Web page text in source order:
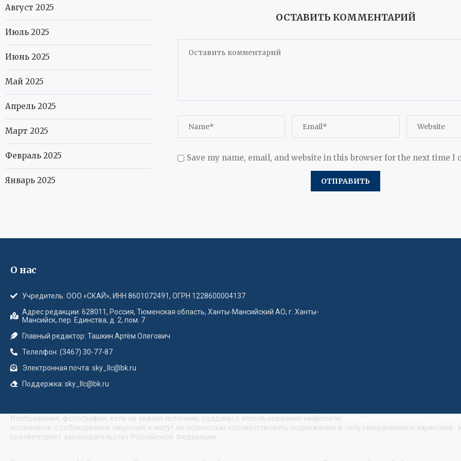
ОСТАВИТЬ КОММЕНТАРИЙ
Save my name, email, and website in this browser for the next time I
Август 2025
Июль 2025
Июнь 2025
Май 2025
Апрель 2025
Март 2025
Февраль 2025
Январь 2025
О нас
Учредитель: ООО «СКАЙ», ИНН 8601072491, ОГРН 1228600004137
Адрес редакции: 628011, Россия, Тюменская область, Ханты-Мансийский АО, г. Ханты-
Мансийск, пер. Единства, д. 2, пом. 7
Главный редактор: Ташкин Артём Олегович
Телелфон: (3467) 30-77-87
Электронная почта: sky_llc@bk.ru
Поддержка: sky_llc@bk.ru
Изображения, фотографии, если не указан источник, созданы с использованием нейросети
источников с соблюдением лицензий и могут не полностью соответствовать содержанию в силу генеративного
соответствует законодательству Российской Федерации.